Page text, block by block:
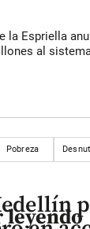
la Espriella
al
Pobreza
leyendo